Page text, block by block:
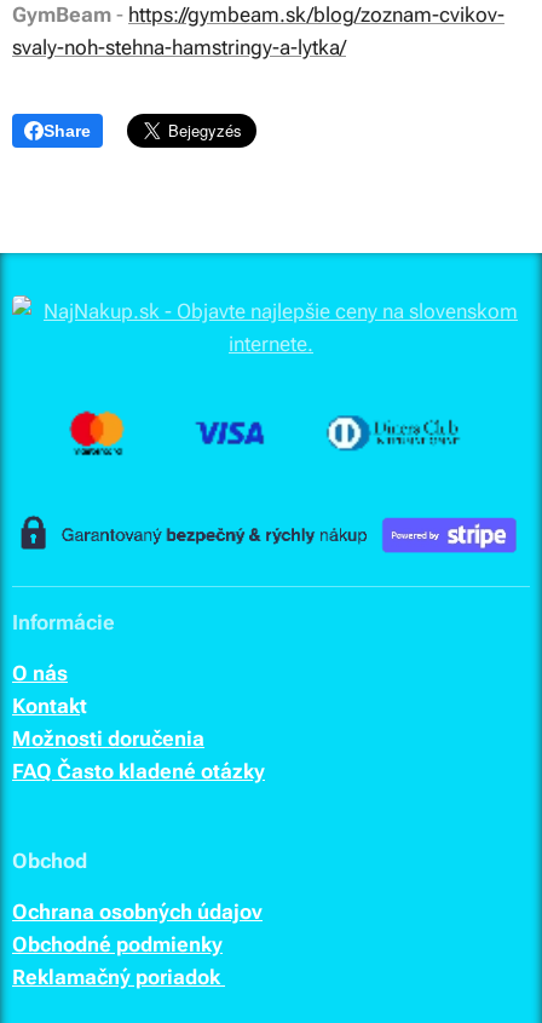
GymBeam - https://gymbeam.sk/blog/zoznam-cvikov-
svaly-noh-stehna-hamstringy-a-lytka/
Share
Informácie
O nás
Kontakt
Možnosti doručenia
FAQ Často kladené otázky
Obchod
Ochrana osobných údajov
Obchodné podmienky
Reklamačný poriadok